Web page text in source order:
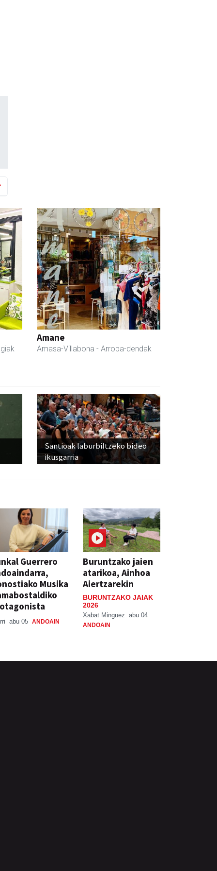
Amane
Amasa-Villabona - Arropa-dendak
Santioak laburbiltzeko bideo
ikusgarria
Guerrero
Musika
abu 05 ANDOAIN
Buruntzako jaien
atarikoa, Ainhoa
Aiertzarekin
BURUNTZAKO JAIAK
2026
Xabat Minguez abu 04
ANDOAIN